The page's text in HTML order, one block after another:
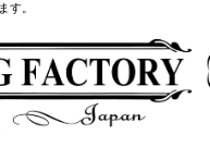
す。